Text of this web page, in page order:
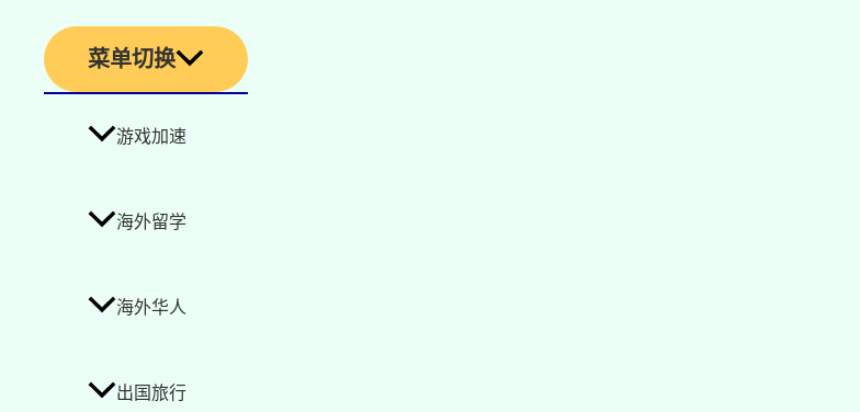
菜单切换
游戏加速
海外留学
海外华人
出国旅行